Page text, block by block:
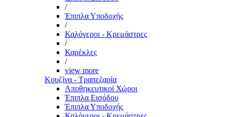
/
Έπιπλα Υποδοχής
/
Καλόγεροι - Κρεμάστρες
/
Καρέκλες
/
view more
Κουζίνα - Τραπεζαρία
Αποθηκευτικοί Χώροι
Έπιπλα Εισόδου
Έπιπλα Υποδοχής